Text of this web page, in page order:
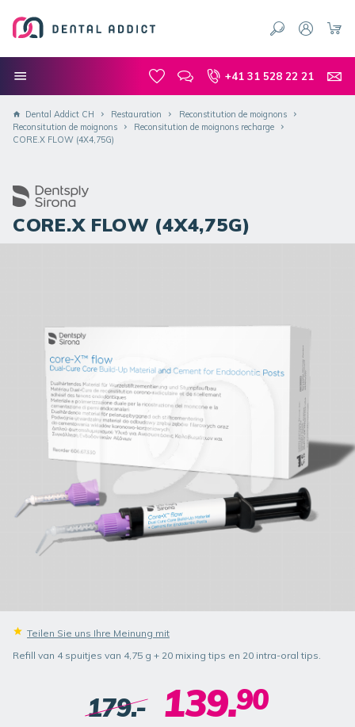
+41 31 528 22 21
Dental Addict CH Restauration
Reconstitution de moignons
Reconsitution de moignons
Reconsitution de moignons recharge
CORE.X FLOW (4X4,75G)
CORE.X FLOW (4X4,75G)
Teilen Sie uns Ihre Meinung mit
Refill van 4 spuitjes van 4,75 g + 20 mixing tips en 20 intra-oral tips.
179.- 139.90